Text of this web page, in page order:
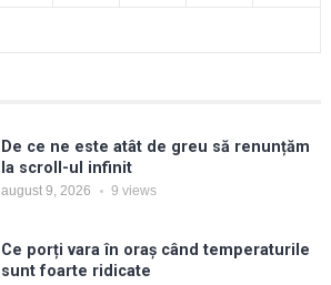
De ce ne este atât de greu să renunțăm
la scroll-ul infinit
august 9, 2026 9 views
Ce porți vara în oraș când temperaturile
sunt foarte ridicate